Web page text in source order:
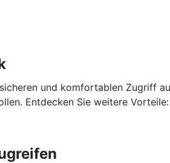
und komfortablen Zugriff
Entdecken Sie weitere Vorteile: